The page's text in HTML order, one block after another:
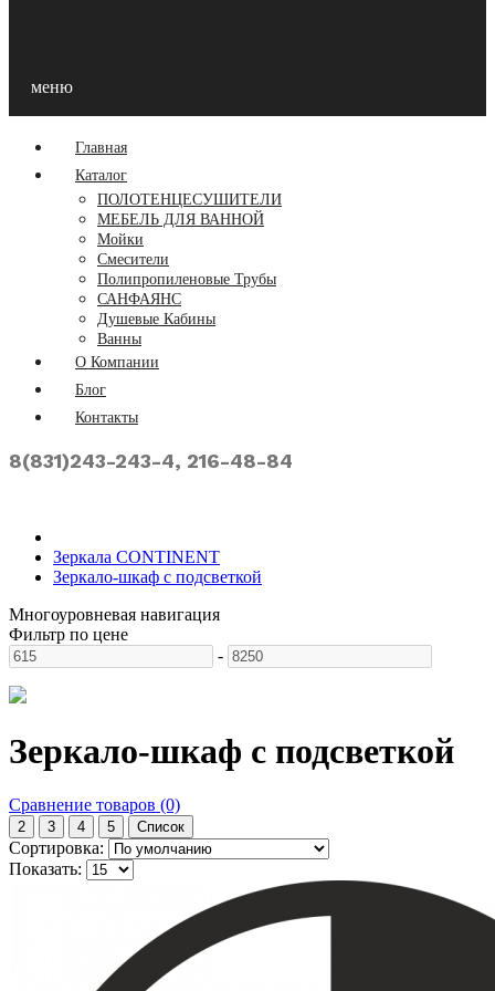
меню
Главная
Каталог
ПОЛОТЕНЦЕСУШИТЕЛИ
МЕБЕЛЬ ДЛЯ ВАННОЙ
Мойки
Смесители
Полипропиленовые Трубы
САНФАЯНС
Душевые Кабины
Ванны
О Компании
Блог
Контакты
8(831)243-243-4, 216-48-84
Зеркала CONTINENT
Зеркало-шкаф с подсветкой
Многоуровневая навигация
Фильтр по цене
-
Зеркало-шкаф с подсветкой
Сравнение товаров (0)
2 3 4 5 Список
Сортировка:
Показать: